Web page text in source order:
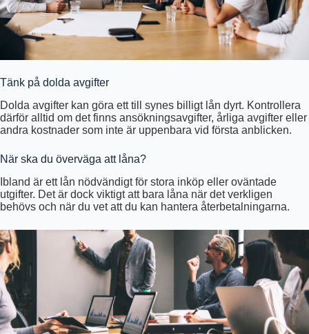
Tänk på dolda avgifter
Dolda avgifter kan göra ett till synes billigt lån dyrt. Kontrollera
därför alltid om det finns ansökningsavgifter, årliga avgifter eller
andra kostnader som inte är uppenbara vid första anblicken.
När ska du överväga att låna?
Ibland är ett lån nödvändigt för stora inköp eller oväntade
utgifter. Det är dock viktigt att bara låna när det verkligen
behövs och när du vet att du kan hantera återbetalningarna.